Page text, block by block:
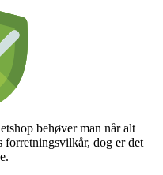
behøver man når alt
dog er det